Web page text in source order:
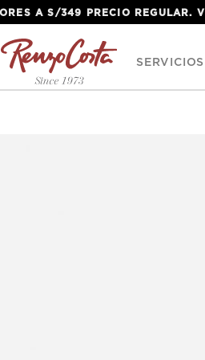
A S/349 PRECIO REGULAR.
SERVICIOS